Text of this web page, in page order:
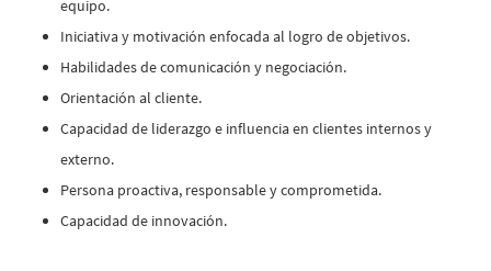
equipo.
Iniciativa y motivación enfocada al logro de objetivos.
Habilidades de comunicación y negociación.
Orientación al cliente.
Capacidad de liderazgo e influencia en clientes internos y
externo.
Persona proactiva, responsable y comprometida.
Capacidad de innovación.